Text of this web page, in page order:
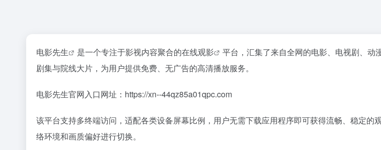
电影先生 是一个专注于影视内容聚合的在线观影
平台，汇集了来自全网的电影、电视剧、动
剧集与院线大片，为用户提供免费、无广告的高清播放服务。
电影先生官网入口网址：https://xn--44qz85a01qpc.com
该平台支持多终端访问，适配各类设备屏幕比例，用户无需下载应用程序即可获得流畅、稳定
络环境和画质偏好进行切换。